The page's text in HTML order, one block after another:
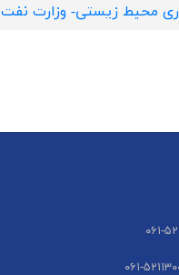
محيط زيستی- وزارت نفت